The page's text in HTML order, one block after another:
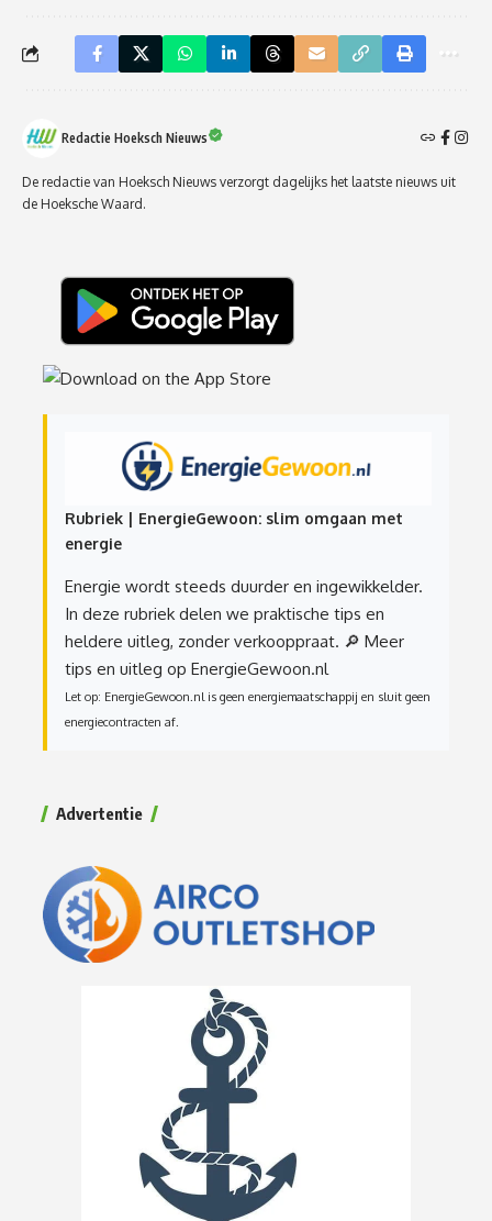
Redactie Hoeksch Nieuws
De redactie van Hoeksch Nieuws verzorgt dagelijks het laatste nieuws uit
de Hoeksche Waard.
Rubriek | EnergieGewoon: slim omgaan met
energie
Energie wordt steeds duurder en ingewikkelder.
In deze rubriek delen we praktische tips en
heldere uitleg, zonder verkooppraat. 🔎 Meer
tips en uitleg op EnergieGewoon.nl
Let op: EnergieGewoon.nl is geen energiemaatschappij en sluit geen
energiecontracten af.
Advertentie